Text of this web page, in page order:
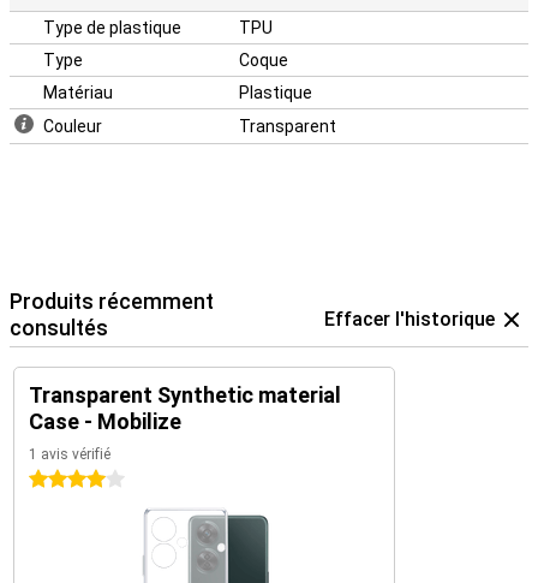
Type de plastique
TPU
Type
Coque
Matériau
Plastique
Couleur
Transparent
Produits récemment
consultés
Effacer l'historique
Transparent Synthetic material
Case - Mobilize
1 avis vérifié
4 étoiles